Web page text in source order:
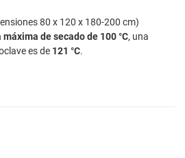
80 x 120 x 180-200 cm)
de secado de 100 °C, una
es de 121 °C.